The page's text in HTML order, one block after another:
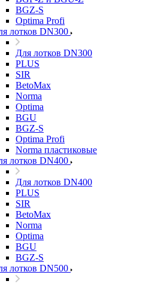
BGZ-S
Optima Profi
лотков DN300
Для лотков DN300
PLUS
SIR
BetoMax
Norma
Optima
BGU
BGZ-S
Optima Profi
Norma пластиковые
лотков DN400
Для лотков DN400
PLUS
SIR
BetoMax
Norma
Optima
BGU
BGZ-S
лотков DN500